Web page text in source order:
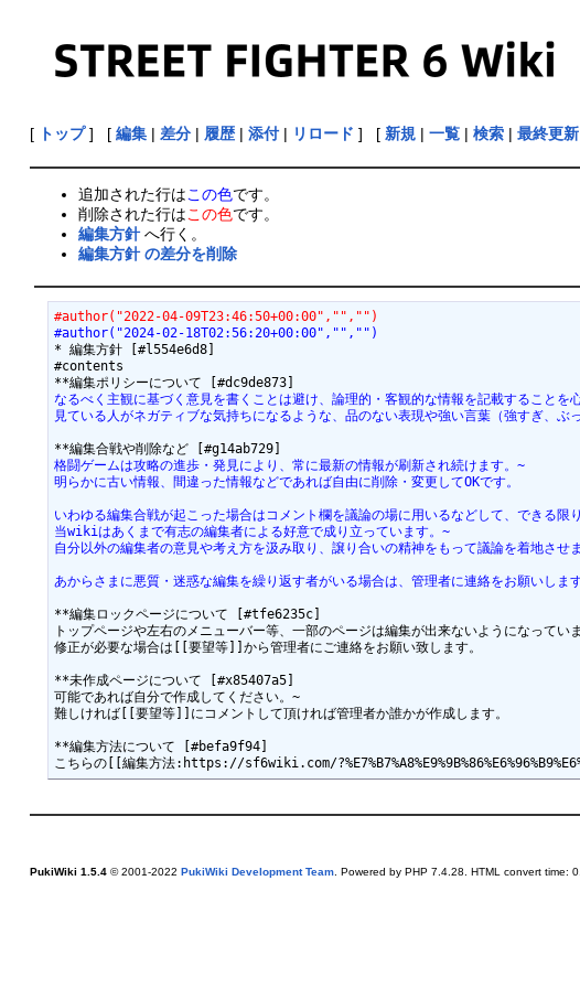
[ トップ] [ 編集| 差分| 履歴| 添付| リロード ] [ 新規| 一覧| 検索| 最終更新
追加された行はこの色です。
削除された行はこの色です。
編集方針へ行く。
編集方針 の差分を削除
#author("2022-04-09T23:46:50+00:00","","")
#author("2024-02-18T02:56:20+00:00","","")
* 編集方針 [#l554e6d8]
#contents
なるべく主観に基づく意見を書くことは避け、論理的・客観的な情報を記載することを
見ている人がネガティブな気持ちになるような、品のない表現や強い言葉（強すぎ、
格闘ゲームは攻略の進歩・発見により、常に最新の情報が刷新され続けます。~
明らかに古い情報、間違った情報などであれば自由に削除・変更してOKです。
いわゆる編集合戦が起こった場合はコメント欄を議論の場に用いるなどして、できる限
当wikiはあくまで有志の編集者による好意で成り立っています。~
自分以外の編集者の意見や考え方を汲み取り、譲り合いの精神をもって議論を着地させ
あからさまに悪質・迷惑な編集を繰り返す者がいる場合は、管理者に連絡をお願いします
**編集ロックページについて [#tfe6235c]
トップページや左右のメニューバー等、一部のページは編集が出来ないようになってい
**未作成ページについて [#x85407a5]
可能であれば自分で作成してください。~
**編集方法について [#befa9f94]
PukiWiki 1.5.4© 2001-2022 PukiWiki Development Team. Powered by PHP 7.4.28. HTML convert time: